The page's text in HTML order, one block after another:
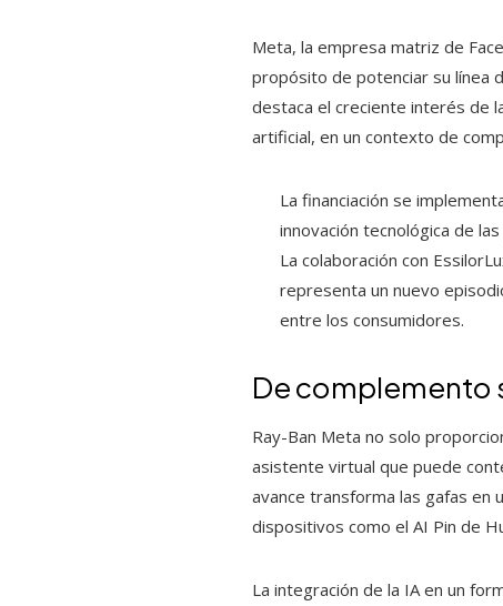
Meta, la empresa matriz de
propósito de potenciar su línea
destaca el creciente interés de
artificial, en un contexto de
La financiación se
innovación tecnológica de
La colaboración con
representa un nuevo
entre los consumidores.
De complemento
Ray-Ban Meta no solo
asistente virtual que puede
avance transforma las gafas en
dispositivos como el AI Pin de
La integración de la IA en un